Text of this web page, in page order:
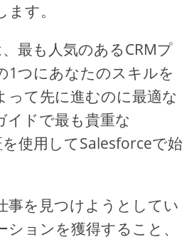
す。
最も人気のあるCRMプ
1つにあなたのスキルを
って先に進むのに最適な
イドで最も貴重な
使用してSalesforceで始
事を見つけようとしてい
ョンを獲得すること、